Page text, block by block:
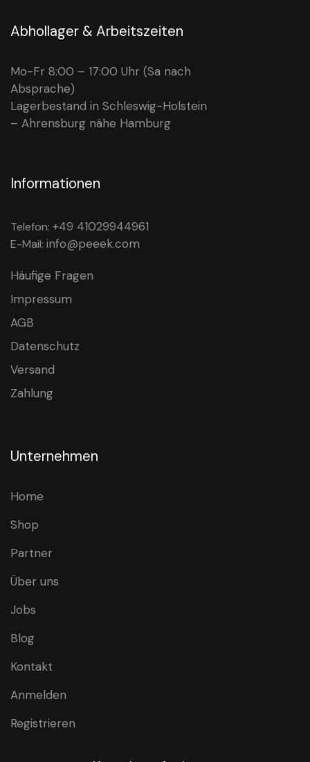
Abhollager & Arbeitszeiten
Mo-Fr 8:00 – 17:00 Uhr (Sa nach
Absprache)
Lagerbestand in Schleswig-Holstein
– Ahrensburg nähe Hamburg
Informationen
Telefon: +49 41029944961
E-Mail: info@peeek.com
Häufige Fragen
Impressum
AGB
Datenschutz
Versand
Zahlung
Unternehmen
Home
Shop
Partner
Über uns
Jobs
Blog
Kontakt
Anmelden
Registrieren